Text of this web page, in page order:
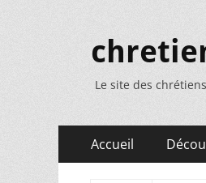
Le site des
Menu
principal
Accueil